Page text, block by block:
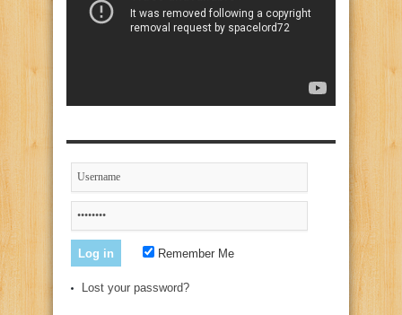
Remember Me
Lost your password?